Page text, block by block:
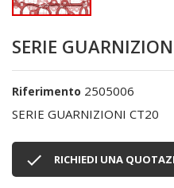
SERIE
Riferimento 2505006
SERIE GUARNIZIONI CT20
 RICHIEDI UNA